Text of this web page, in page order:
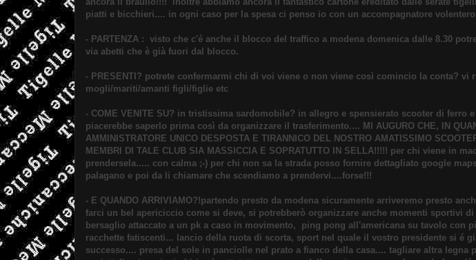
piatti e bicchieri.... in ogni caso per la spesa ci penso io con un accompagnatore
- PARTENZA : visto che c'é anche il blocco del traffico a modena domenica dalle 8.30
via abetti che è già fuori dal blocco.
- PRESENTI? potrete confermarmi chi di voi viene o non viene così comincio la conta? vi
mogli/mariti/amanti figli/figlie etc
- COME VENITE SU? in tristissima sardomobile? in allegro e spensierato scooter di ferro
piacerebbe saperlo prima così da organizzare il trasferimento.... MI AUGURO CHE, IN
AMMINISTRATORE UNICO DESPOSTA E TIRANNICO DEL NOSTRO AMATISSIMO
MEMBRI DI TALE CLUB SIA MASSICCIA E SOPRATUTTO IN SELLA!!!!! per chi viene in
prendersela..... con calma ;-) per chi non sa la strada posso fornire dettagliato google
palagano e poi da li chiamare che scendiamo a prendervi....forse!!!
- E QUANDO ARRIVIAMO?!partendo presto da modena sicuramente arriveremo presto
farci un bel apericiccio come si deve, si potrebberò organizzare anche momenti sportivi
bersaglio attaccato a un pk a caso in movimento, ping pong all'americana su tavolo con
racchette fatiscenti... lancio della ruota di scorta, sport nel quale il vostro presidente si é
successo.... presa del sole in panciolle nel prato a fianco della casa.... tagliare altra legna